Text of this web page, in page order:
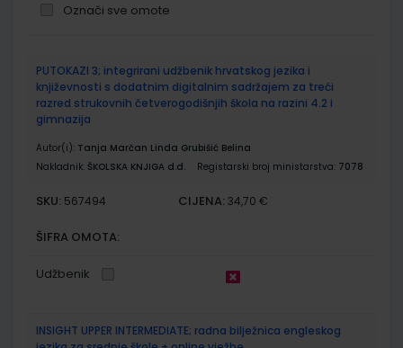
Označi sve omote
proizvodi
PUTOKAZI 3; integrirani udžbenik hrvatskog jezika i
književnosti s dodatnim digitalnim sadržajem za treći
razred strukovnih četverogodišnjih škola na razini 4.2 i
gimnazija
Autor(i): Tanja Marčan Linda Grubišić Belina
Nakladnik: ŠKOLSKA KNJIGA d.d. Registarski broj ministarstva: 7078
SKU: 567494 CIJENA: 34,70 €
ŠIFRA OMOTA:
Udžbenik
INSIGHT UPPER INTERMEDIATE; radna bilježnica engleskog